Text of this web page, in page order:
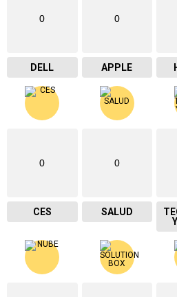
0
DELL
0
APPLE
0
CES
0
SALUD